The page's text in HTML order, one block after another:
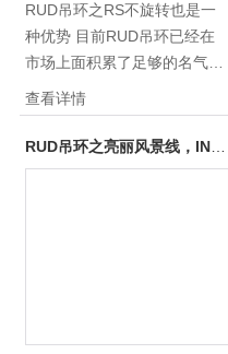
RUD吊环之RS不旋转也是一
种优势 目前RUD吊环已经在
市场上面积累了足够的名气，
尤其在模具行业，可以说在吊
环这个产品上面RUD或已经坐
到超级carry的位置了。虽然
RUD旗下产品种类复杂型号比
查看详情